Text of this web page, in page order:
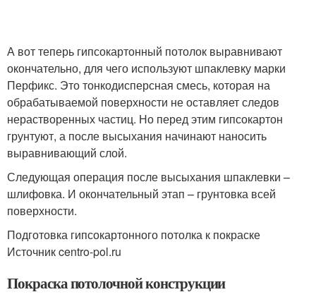
А вот теперь гипсокартонный потолок выравнивают
окончательно, для чего используют шпаклевку марки
Перфикс. Это тонкодисперсная смесь, которая на
обрабатываемой поверхности не оставляет следов
нерастворенных частиц. Но перед этим гипсокартон
грунтуют, а после высыхания начинают наносить
выравнивающий слой.
Следующая операция после высыхания шпаклевки –
шлифовка. И окончательный этап – грунтовка всей
поверхности.
Подготовка гипсокартонного потолка к покраске
Источник centro-pol.ru
Покраска потолочной конструкции